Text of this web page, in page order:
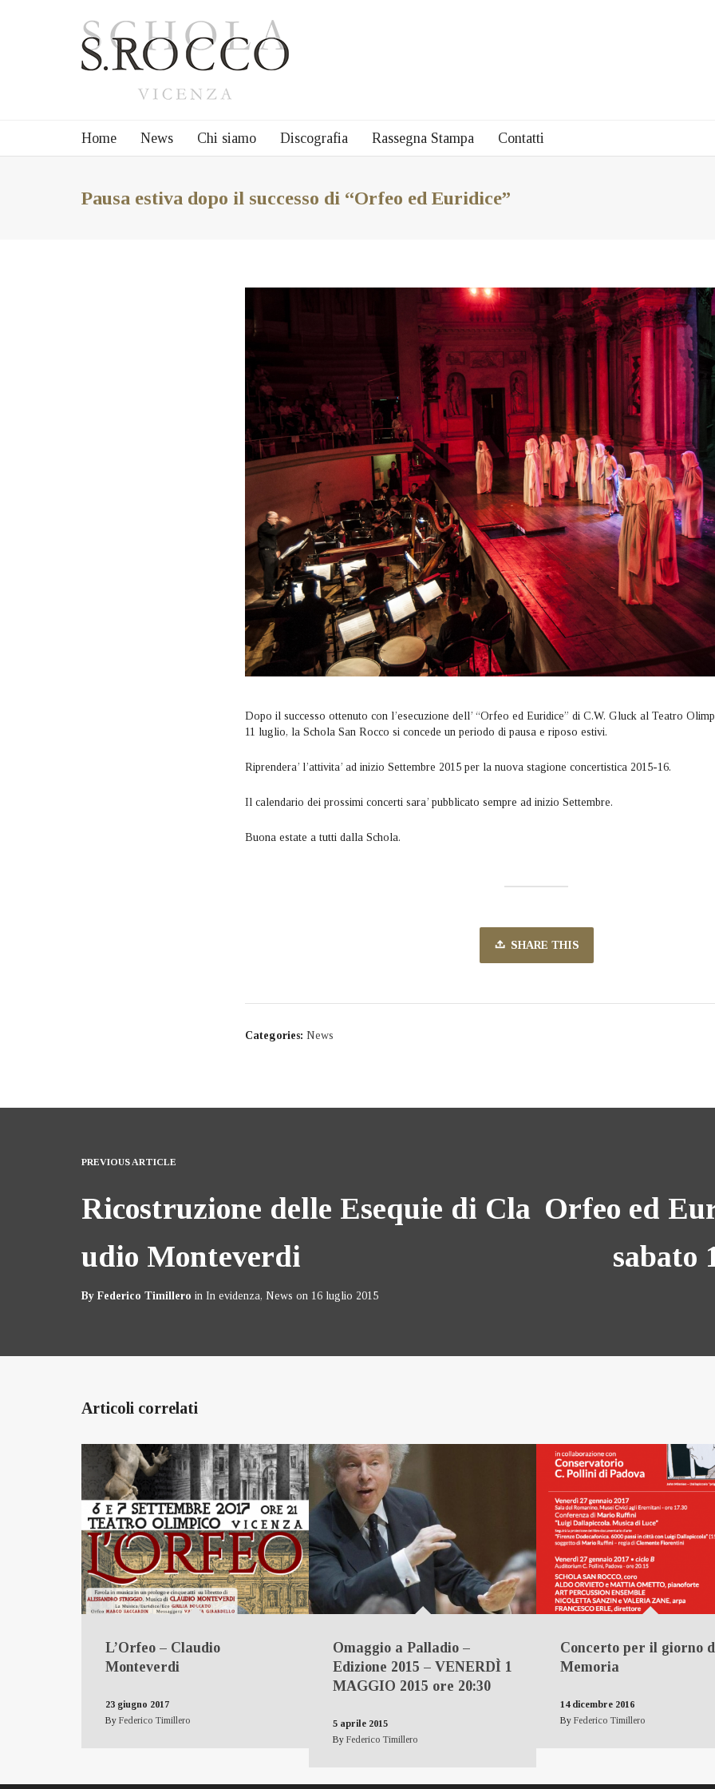
Home News Chi siamo Discografia Rassegna Stampa Contatti
Pausa estiva dopo il successo di “Orfeo ed Euridice”
Dopo il successo ottenuto con l’esecuzione dell’ “Orfeo ed Euridice” di C.W. Gluck al Teatro
11 luglio, la Schola San Rocco si concede un periodo di pausa e riposo estivi.
Riprendera’ l’attivita’ ad inizio Settembre 2015 per la nuova stagione concertistica 2015-16.
Il calendario dei prossimi concerti sara’ pubblicato sempre ad inizio Settembre.
Buona estate a tutti dalla Schola.
SHARE THIS
Categories: News
Orfeo ed
sabato
PREVIOUS ARTICLE
Ricostruzione delle Esequie di Cla
udio Monteverdi
By Federico Timillero in In evidenza, News on 16 luglio 2015
Articoli correlati
L’Orfeo – Claudio
Monteverdi
23 giugno 2017
By Federico Timillero
Omaggio a Palladio –
Edizione 2015 – VENERDÌ 1
MAGGIO 2015 ore 20:30
5 aprile 2015
By Federico Timillero
Concerto per il giorno
Memoria
14 dicembre 2016
By Federico Timillero